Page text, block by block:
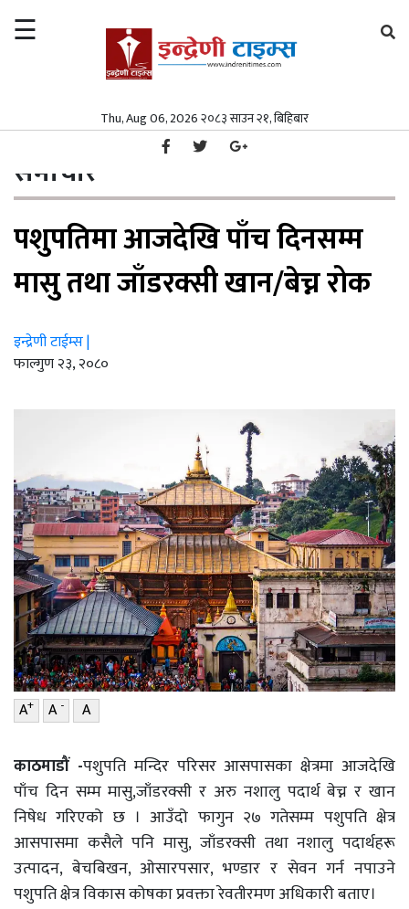
☰
Thu, Aug 06, 2026 २०८३ साउन २१, बिहिबार
समाज
पत्रपत्रिका
मनोरञ्जन
विश्व
स्वास्थ्य
सम्पादकीय
संस्कृति/
संस्कार
प्रदेश
खेलकुद
सूचना/
प्रविधि
इन्द्रेणी–
विशेष
पत्रपत्रिका
मनोरञ्जन
विश्व
स्वास्थ्य
अर्थ/
वाणिज्य
संस्कृति/
संस्कार
प्रदेश
खेलकुद
सूचना/
प्रविधि
पर्यटन
विशेष
गृहपृष्ठ/ समाचार
समाचार
पशुपतिमा आजदेखि पाँच दिनसम्म
मासु तथा जाँडरक्सी खान/बेच्न रोक
इन्द्रेणी टाईम्स |
फाल्गुण २३, २०८०
A+ A- A
काठमाडौं -पशुपति मन्दिर परिसर आसपासका क्षेत्रमा आजदेखि
पाँच दिन सम्म मासु,जाँडरक्सी र अरु नशालु पदार्थ बेच्न र खान
निषेध गरिएको छ । आउँदो फागुन २७ गतेसम्म पशुपति क्षेत्र
आसपासमा कसैले पनि मासु, जाँडरक्सी तथा नशालु पदार्थहरू
उत्पादन, बेचबिखन, ओसारपसार, भण्डार र सेवन गर्न नपाउने
पशुपति क्षेत्र विकास कोषका प्रवक्ता रेवतीरमण अधिकारी बताए।